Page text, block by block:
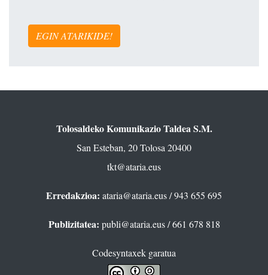
EGIN ATARIKIDE!
Tolosaldeko Komunikazio Taldea S.M.
San Esteban, 20 Tolosa 20400
tkt@ataria.eus
Erredakzioa: ataria@ataria.eus/ 943 655 695
Publizitatea: publi@ataria.eus/ 661 678 818
Codesyntaxek garatua